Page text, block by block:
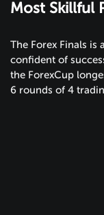
Most Skillful
The Forex Finals is
confident of
the ForexCup
6 rounds of 4